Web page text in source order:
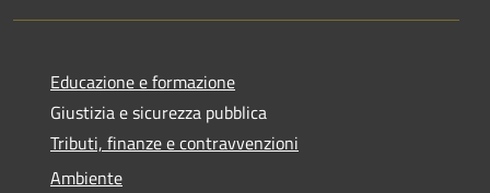
Educazione e formazione
Giustizia e sicurezza pubblica
Tributi, finanze e contravvenzioni
Ambiente